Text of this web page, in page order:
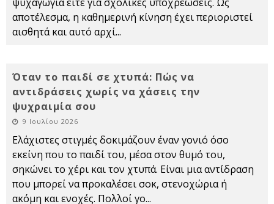
αποτέλεσμα, η καθημερινή κίνηση έχει περιοριστεί
αισθητά και αυτό αρχί...
Όταν το παιδί σε χτυπά: Πώς να
αντιδράσεις χωρίς να χάσεις την
ψυχραιμία σου
9 Ιουλίου 2026
Ελάχιστες στιγμές δοκιμάζουν έναν γονιό όσο
εκείνη που το παιδί του, μέσα στον θυμό του,
σηκώνει το χέρι και τον χτυπά. Είναι μια αντίδραση
που μπορεί να προκαλέσει σοκ, στενοχώρια ή
ακόμη και ενοχές. Πολλοί γο...